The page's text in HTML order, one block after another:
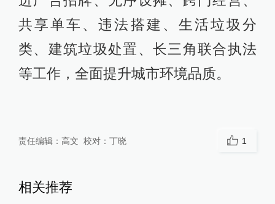
共享单车、违法搭建、生活垃圾分
类、建筑垃圾处置、长三角联合执法
等工作，全面提升城市环境品质。
责任编辑： 高文 校对： 丁晓 1
相关推荐